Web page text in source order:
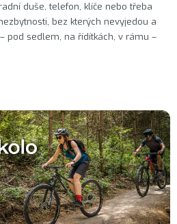
duše, telefon, klíče nebo třeba
bez kterých nevyjedou a
pod sedlem, na řídítkách, v rámu –